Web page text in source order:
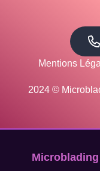
Mentions
2024 ©